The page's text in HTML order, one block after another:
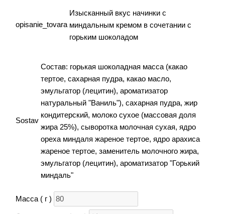
opisanie_tovara
Изысканный вкус начинки с
миндальным кремом в сочетании с
горьким шоколадом
Sostav
Состав: горькая шоколадная масса (какао
тертое, сахарная пудра, какао масло,
эмульгатор (лецитин), ароматизатор
натуральный "Ваниль"), сахарная пудра, жир
кондитерский, молоко сухое (массовая доля
жира 25%), сыворотка молочная сухая, ядро
ореха миндаля жареное тертое, ядро арахиса
жареное тертое, заменитель молочного жира,
эмульгатор (лецитин), ароматизатор "Горький
миндаль"
Масса ( г )